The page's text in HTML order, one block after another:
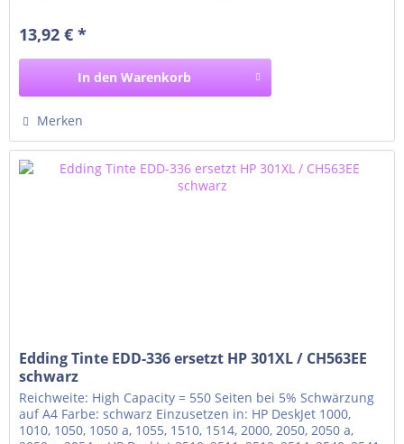
Photosmart 7510 e-AiO, 7520 e-AiO HP...
13,92 € *
In den Warenkorb
Merken
Edding Tinte EDD-336 ersetzt HP 301XL / CH563EE
schwarz
Reichweite: High Capacity = 550 Seiten bei 5% Schwärzung
auf A4 Farbe: schwarz Einzusetzen in: HP DeskJet 1000,
1010, 1050, 1050 a, 1055, 1510, 1514, 2000, 2050, 2050 a,